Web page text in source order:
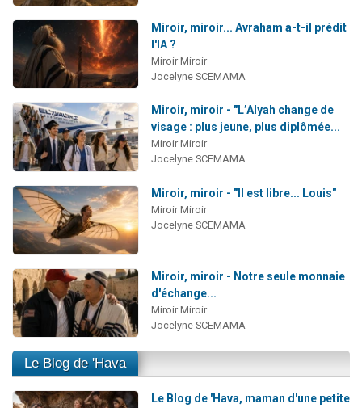
Miroir, miroir... Avraham a-t-il prédit
l'IA ?
Miroir Miroir
Jocelyne SCEMAMA
Miroir, miroir - "L’Alyah change de
visage : plus jeune, plus diplômée...
Miroir Miroir
Jocelyne SCEMAMA
Miroir, miroir - "Il est libre... Louis"
Miroir Miroir
Jocelyne SCEMAMA
Miroir, miroir - Notre seule monnaie
d'échange...
Miroir Miroir
Jocelyne SCEMAMA
Le Blog de 'Hava
Le Blog de 'Hava, maman d'une petite